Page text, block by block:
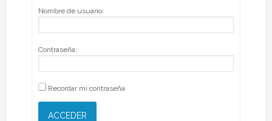
Nombre de usuario:
Contraseña:
Recordar mi contraseña
ACCEDER